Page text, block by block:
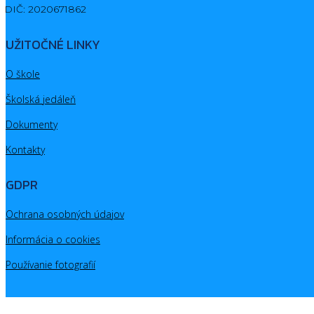
DIČ: 2020671862
UŽITOČNÉ LINKY
O škole
Školská jedáleň
Dokumenty
Kontakty
GDPR
Ochrana osobných údajov
Informácia o cookies
Používanie fotografií